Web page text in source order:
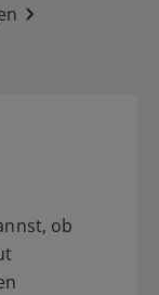
ob